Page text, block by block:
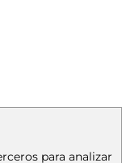
para analizar